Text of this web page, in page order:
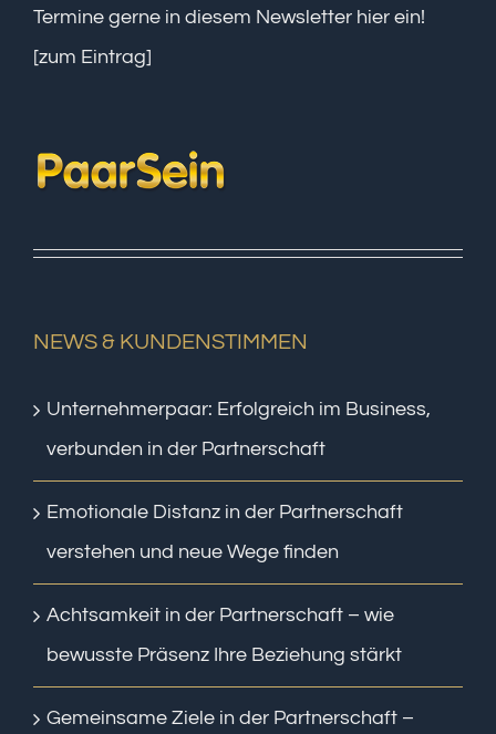
Termine gerne in diesem Newsletter hier ein!
[zum Eintrag]
NEWS & KUNDENSTIMMEN
Unternehmerpaar: Erfolgreich im Business,
verbunden in der Partnerschaft
Emotionale Distanz in der Partnerschaft
verstehen und neue Wege finden
Achtsamkeit in der Partnerschaft – wie
bewusste Präsenz Ihre Beziehung stärkt
Gemeinsame Ziele in der Partnerschaft –